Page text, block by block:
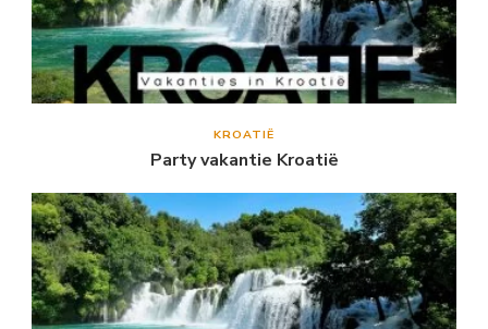
KROATIË
Party vakantie Kroatië